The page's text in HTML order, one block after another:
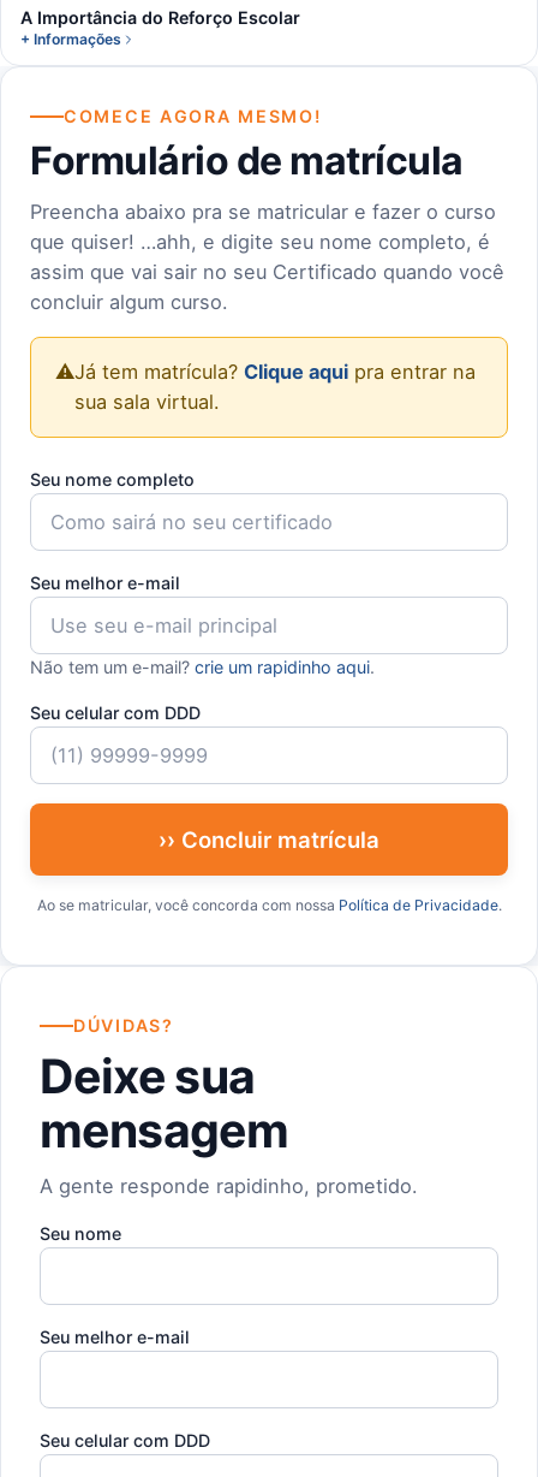
A Importância do Reforço Escolar
+ Informações
COMECE AGORA MESMO!
Formulário de matrícula
Preencha abaixo pra se matricular e fazer o curso
que quiser! …ahh, e digite seu nome completo, é
assim que vai sair no seu Certificado quando você
concluir algum curso.
⚠️Já tem matrícula? Clique aqui pra entrar na
sua sala virtual.
Seu nome completo
Seu melhor e-mail
Não tem um e-mail? crie um rapidinho aqui.
Seu celular com DDD
›› Concluir matrícula
Ao se matricular, você concorda com nossa Política de Privacidade.
DÚVIDAS?
Deixe sua
mensagem
A gente responde rapidinho, prometido.
Seu nome
Seu melhor e-mail
Seu celular com DDD